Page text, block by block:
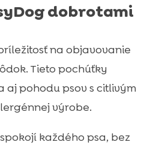
dobrotami
na objavovanie
Tieto pochúťky
aj pohodu psov s citlivým
výrobe.
každého psa, bez